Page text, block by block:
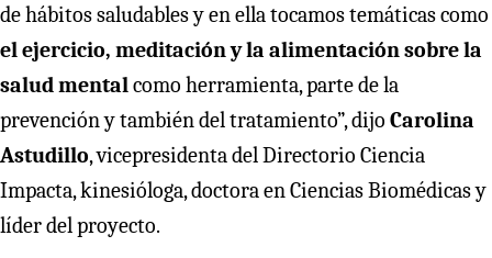
de hábitos saludables y en ella tocamos temáticas como
el ejercicio, meditación y la alimentación sobre la
salud mentalcomo herramienta, parte de la
prevención y también del tratamiento”, dijo Carolina
Astudillo, vicepresidenta del Directorio Ciencia
Impacta, kinesióloga, doctora en Ciencias Biomédicas y
líder del proyecto.